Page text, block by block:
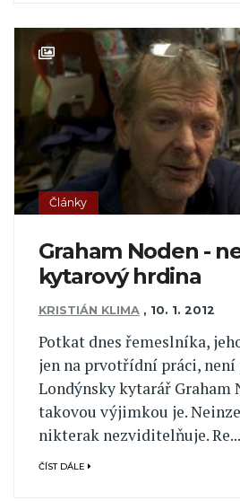
Články
Graham Noden -
kytarový hrdina
KRISTIÁN KLIMA , 10. 1. 2012
Potkat dnes řemeslníka,
jen na prvotřídní práci, není
Londýnsky kytarář Graham
takovou výjimkou je.
nikterak nezviditelňuje. Re...
ČÍST DÁLE